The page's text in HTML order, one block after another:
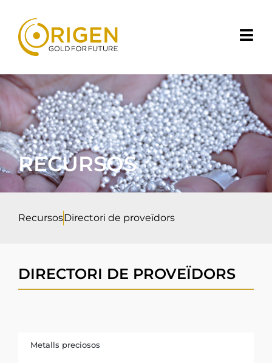
RECURSOS
RecursosDirectori de proveïdors
DIRECTORI DE PROVEÏDORS
Metalls preciosos